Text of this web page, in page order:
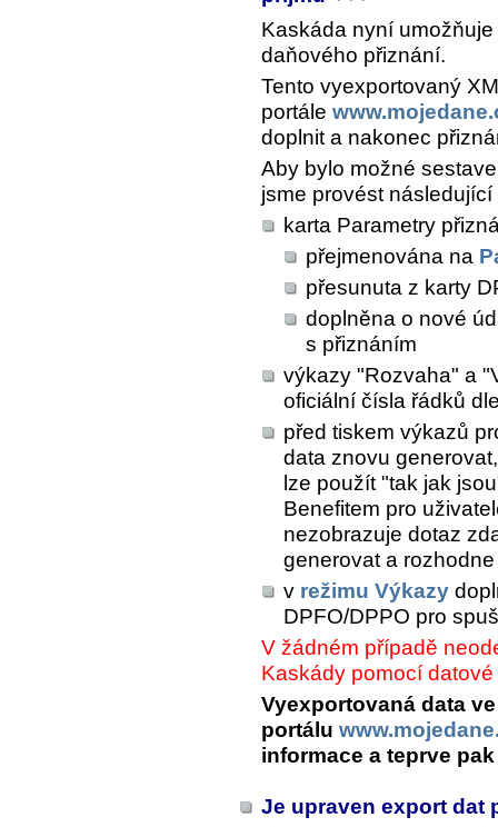
Kaskáda nyní
daňového přiznání.
Tento vyexportovaný
portále
doplnit a nakonec
Aby bylo možné
jsme provést
karta Parametry
přejmenována na
přesunuta z karty
doplněna o nové
s přiznáním
výkazy "Rozvaha" a
oficiální čísla řádků
před tiskem výkazů
data znovu
lze použít "tak jak
Benefitem pro
nezobrazuje dotaz
generovat a
v režimu Výkazy
DPFO/DPPO pro
V žádném případě
Kaskády pomocí
Vyexportovaná data
portálu
informace a teprve
Je upraven export dat